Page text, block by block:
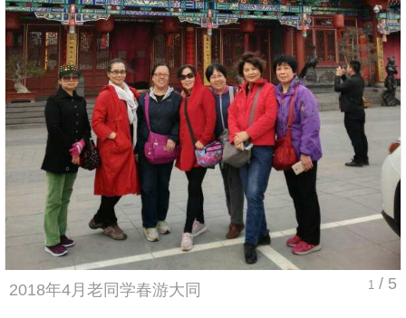
1 / 5
2018年4月老同学春游大同